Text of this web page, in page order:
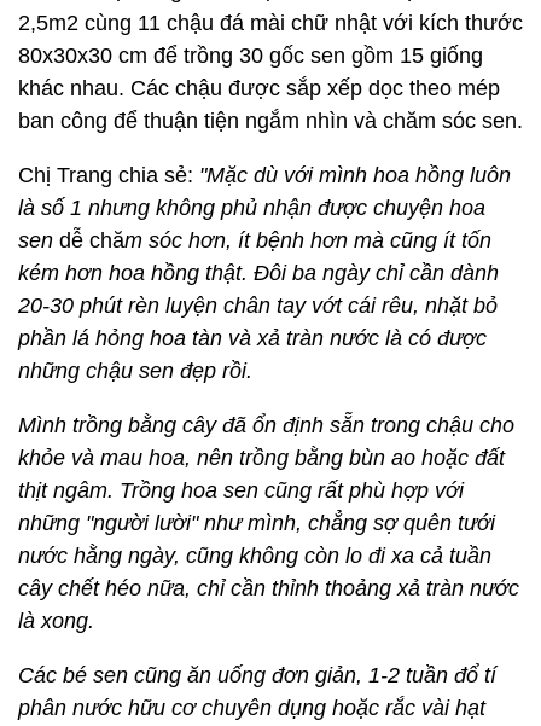
2,5m2 cùng 11 chậu đá mài chữ nhật với kích thước
80x30x30 cm để trồng 30 gốc sen gồm 15 giống
khác nhau. Các chậu được sắp xếp dọc theo mép
ban công để thuận tiện ngắm nhìn và chăm sóc sen.
Chị Trang chia sẻ: "Mặc dù với mình hoa hồng luôn
là số 1 nhưng không phủ nhận được chuyện hoa
sen dễ chăm sóc hơn, ít bệnh hơn mà cũng ít tốn
kém hơn hoa hồng thật. Đôi ba ngày chỉ cần dành
20-30 phút rèn luyện chân tay vớt cái rêu, nhặt bỏ
phần lá hỏng hoa tàn và xả tràn nước là có được
những chậu sen đẹp rồi.
Mình trồng bằng cây đã ổn định sẵn trong chậu cho
khỏe và mau hoa, nên trồng bằng bùn ao hoặc đất
thịt ngâm. Trồng hoa sen cũng rất phù hợp với
những "người lười" như mình, chẳng sợ quên tưới
nước hằng ngày, cũng không còn lo đi xa cả tuần
cây chết héo nữa, chỉ cần thỉnh thoảng xả tràn nước
là xong.
Các bé sen cũng ăn uống đơn giản, 1-2 tuần đổ tí
phân nước hữu cơ chuyên dụng hoặc rắc vài hạt